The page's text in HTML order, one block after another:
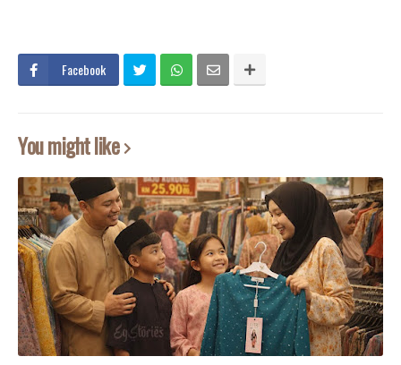
Facebook
You might like